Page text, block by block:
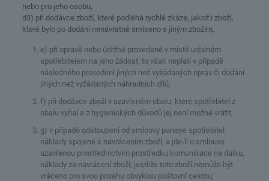
nebo pro jeho osobu,
d3) při dodávce zboží, které podléhá rychlé zkáze, jakož i zboží,
které bylo po dodání nenávratně smíseno s jiným zbožím,
e) při opravě nebo údržbě provedené v místě určeném
spotřebitelem na jeho žádost; to však neplatí v případě
následného provedení jiných než vyžádaných oprav či dodání
jiných než vyžádaných náhradních dílů,
f) při dodávce zboží v uzavřeném obalu, které spotřebitel z
obalu vyňal a z hygienických důvodů jej není možné vrátit,
g) v případě odstoupení od smlouvy ponese spotřebitel
náklady spojené s navrácením zboží, a jde-li o smlouvu
uzavřenou prostřednictvím prostředku komunikace na dálku,
náklady za navrácení zboží, jestliže toto zboží nemůže být
vráceno pro svou povahu obvyklou poštovní cestou;